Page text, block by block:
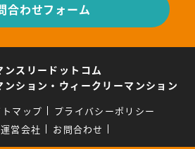
合わせフォーム
ンスリードットコム
ション・ウィークリーマンション
マップ
プライバシーポリシー
営会社
お問合わせ